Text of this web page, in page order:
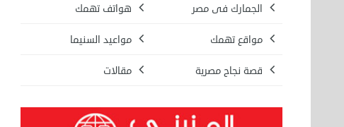
الجمارك فى مصر هواتف تهمك
مواقع تهمك مواعيد السنيما
قصة نجاح مصرية مقالات